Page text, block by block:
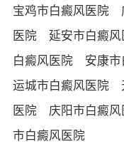
宝鸡市白癜风医院
医院
延安市白癜风
白癜风医院
安康
运城市白癜风医院
医院
庆阳市白癜
市白癜风医院